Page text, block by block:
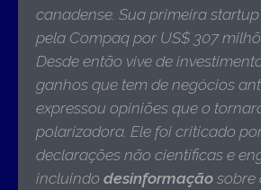
canadense. Sua primeira
pela Compaq por US$ 307
Desde então vive de
ganhos que tem de negócios
expressou opiniões que o
polarizadora. Ele foi criticado
declarações não científicas e
incluindo desinformação sobre